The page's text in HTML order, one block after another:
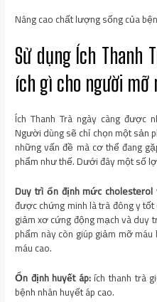
Nâng cao chất lượng sống của
Sử dụng Ích Thanh
ích gì cho người mỡ
Ích Thanh Trà ngày càng được
Người dùng sẽ chỉ chọn một sản
những vấn đề mà cơ thể đang
phẩm như thế. Dưới đây một số
Duy trì ổn định mức
được chứng minh là trà đông y
giảm xơ cứng động mạch và
phẩm này còn giúp giảm mỡ
máu cao.
Ổn định huyết áp:ích thanh trà
bệnh nhân huyết áp cao.